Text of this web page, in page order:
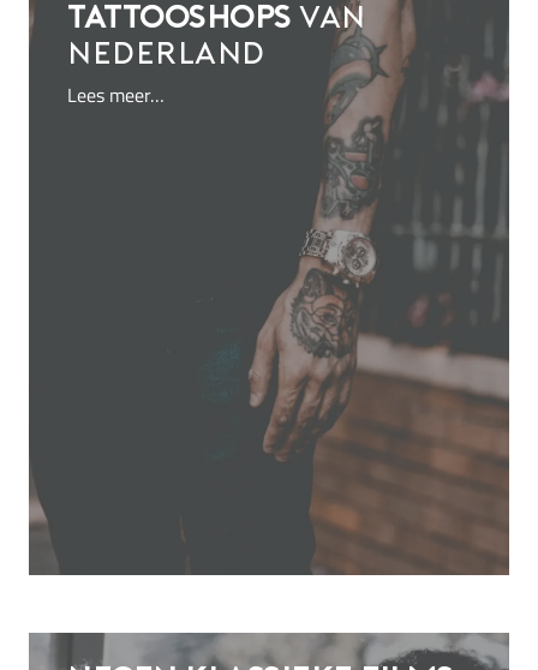
tattooshops van
Nederland
Lees meer…